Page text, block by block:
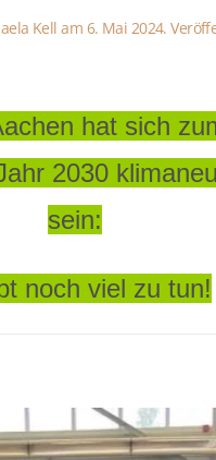
Kell am 6. Mai 2024.
hat sich
2030
sein:
noch viel zu tun!